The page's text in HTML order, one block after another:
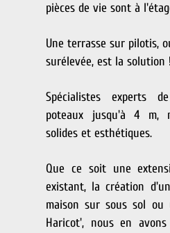
pièces de vie sont à
Une terrasse sur pilotis,
surélevée, est la solution !
Spécialistes experts
poteaux jusqu'à 4 m,
solides et esthétiques.
Que ce soit une
existant, la création
maison sur sous sol ou
Haricot', nous en